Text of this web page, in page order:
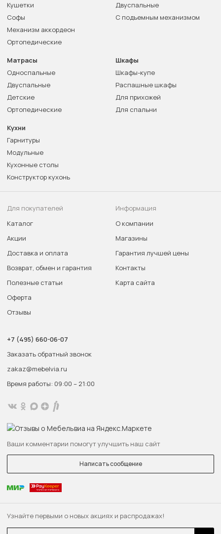
Узнайте первыми о новых акциях и распродажах!
Кушетки
Софы
Механизм аккордеон
Ортопедические
Двуспальные
С подъемным механизмом
Матрасы
Односпальные
Двуспальные
Детские
Ортопедические
Шкафы
Шкафы-купе
Распашные шкафы
Для прихожей
Для спальни
Кухни
Гарнитуры
Модульные
Кухонные столы
Конструктор кухонь
Для покупателей
Каталог
Акции
Доставка и оплата
Возврат, обмен и гарантия
Полезные статьи
Оферта
Отзывы
Информация
О компании
Магазины
Гарантия лучшей цены
Контакты
Карта сайта
+7 (495) 660-06-07
Заказать обратный звонок
zakaz@mebelvia.ru
Время работы: 09:00 – 21:00
Ваши комментарии помогут улучшить наш сайт
Написать сообщение